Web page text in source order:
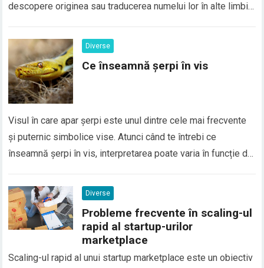
descopere originea sau traducerea numelui lor în alte limbi.
directă în Google Translate, deoarece numele sunt
considerate elemente de identitate personală și, de…
Diverse
Ce înseamnă șerpi în vis
Visul în care apar șerpi este unul dintre cele mai frecvente
și puternic simbolice vise. Atunci când te întrebi ce
înseamnă șerpi în vis, interpretarea poate varia în funcție de
șerpii în vis sunt asociați cu transformarea, frica, trădarea
sau conflictele interioare, dar…
Diverse
Probleme frecvente în scaling-ul
rapid al startup-urilor
marketplace
Scaling-ul rapid al unui startup marketplace este un obiectiv